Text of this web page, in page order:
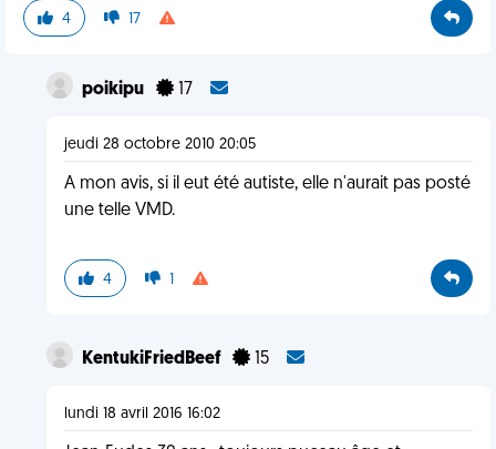
4 17
poikipu 17
jeudi 28 octobre 2010 20:05
A mon avis, si il eut été autiste, elle n'aurait pas posté
une telle VMD.
4 1
KentukiFriedBeef 15
lundi 18 avril 2016 16:02